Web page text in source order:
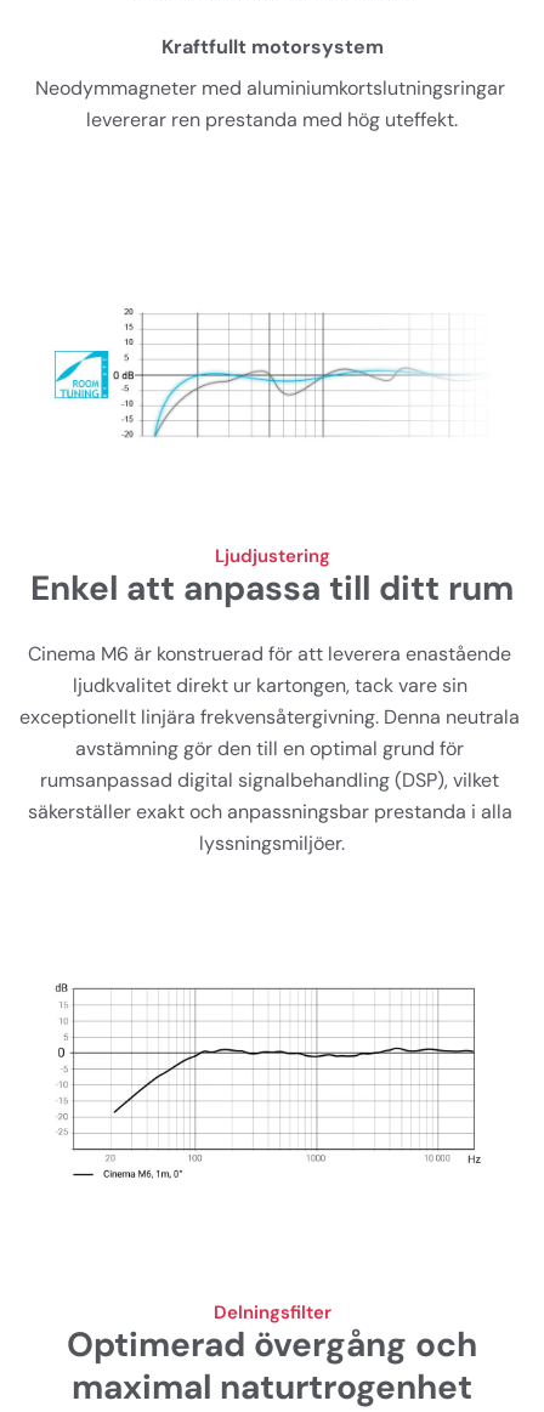
Kraftfullt motorsystem
Neodymmagneter med aluminiumkortslutningsringar
levererar ren prestanda med hög uteffekt.
Ljudjustering
Enkel att anpassa till ditt rum
Cinema M6 är konstruerad för att leverera enastående
ljudkvalitet direkt ur kartongen, tack vare sin
exceptionellt linjära frekvensåtergivning. Denna neutrala
avstämning gör den till en optimal grund för
rumsanpassad digital signalbehandling (DSP), vilket
säkerställer exakt och anpassningsbar prestanda i alla
lyssningsmiljöer.
Delningsfilter
Optimerad övergång och
maximal naturtrogenhet